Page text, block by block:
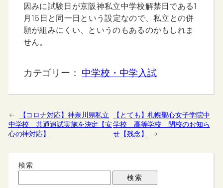
因みに試験日が京阪神私立中学校解禁日である1
月16日と同一日という設定なので、私立との併
願が組みにくい、というのもあるのかもしれま
せん。
カテゴリー： 中学校・中学入試
←
【コロナ対応】神奈川県私立
中学校 共通追試実施を決定【安
心の神対応】
【とても】札幌聖心女子学院中
学校 高等学校 閉校のお知ら
せ【残念】
→
検索
検索